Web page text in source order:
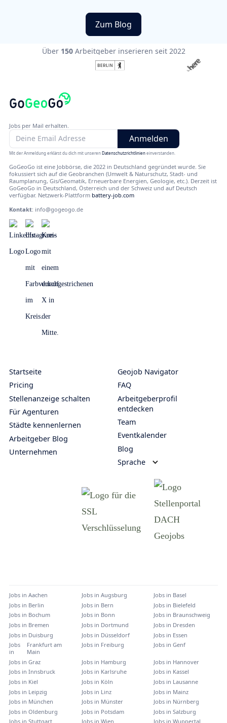
Zum Blog
Über150 Arbeitgeber inserieren seit 2022
Jobs per Mail erhalten.
Mit der Anmeldung erklärst du dich mit unserenDatenschutzrichtlinieneinverstanden.
GoGeoGo ist eine Jobbörse, die 2022 in Deutschland gegründet wurde. Sie
fokussiert sich auf die Geobranchen (Umwelt & Naturschutz, Stadt- und
Raumplanung, Gis/Geomatik, Erneuerbare Energien, Geologie, etc.). Derzeit ist
GoGeoGo in Deutschland, Österreich und der Schweiz und auf Deutsch
verfügbar. Netzwerk-Plattform battery-job.com
Kontakt: info@gogeogo.de
Startseite
Pricing
Stellenanzeige schalten
Für Agenturen
Städte kennenlernen
Arbeitgeber Blog
Unternehmen
Geojob Navigator
FAQ
Arbeitgeberprofil
entdecken
Team
Eventkalender
Blog
Sprache
Jobs in Aachen Jobs in Augsburg Jobs in Basel
Jobs in Berlin Jobs in Bern Jobs in Bielefeld
Jobs in Bochum Jobs in Bonn Jobs in Braunschweig
Jobs in Bremen Jobs in Dortmund Jobs in Dresden
Jobs in Duisburg Jobs in Düsseldorf Jobs in Essen
Jobs
in
Frankfurt am
Main
Jobs in Freiburg Jobs inGenf
Jobs in Graz Jobs in Hamburg Jobs in Hannover
Jobs in Innsbruck Jobs in Karlsruhe Jobs in Kassel
Jobs in Kiel Jobs in Köln Jobs in Lausanne
Jobs in Leipzig Jobs in Linz Jobs in Mainz
Jobs in München Jobs in Münster Jobs in Nürnberg
Jobs in Oldenburg Jobs in Potsdam Jobs inSalzburg
Jobs in Stuttgart Jobs in Wien Jobs inWuppertal